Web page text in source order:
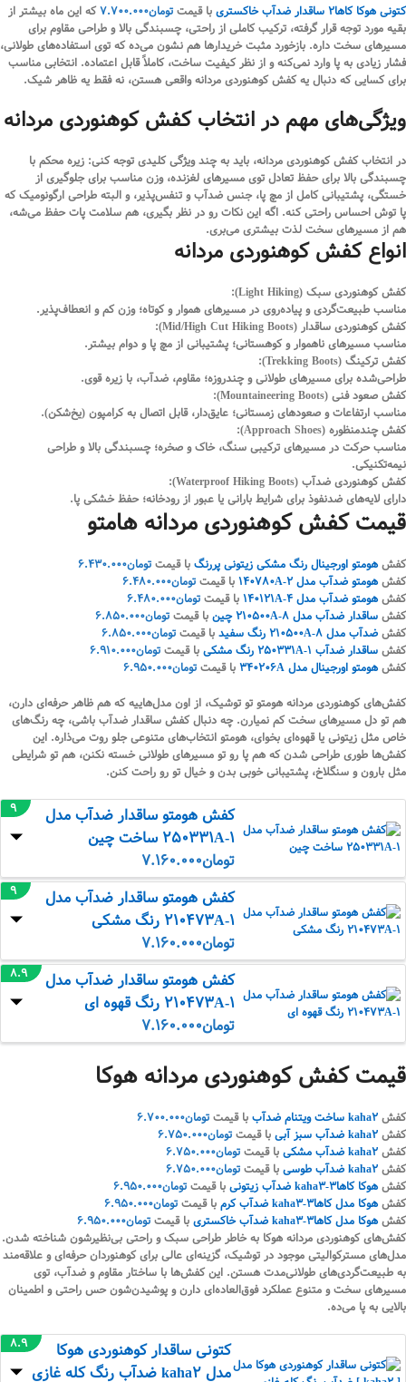
کتونی هوکا کاها2 ساقدار ضدآب خاکستری با قیمت تومان7.700.000 که این ماه بیشتر از
بقیه مورد توجه قرار گرفته، ترکیب کاملی از راحتی، چسبندگی بالا و طراحی مقاوم برای
مسیرهای سخت داره. بازخورد مثبت خریدارها هم نشون می‌ده که توی استفاده‌های طولانی،
فشار زیادی به پا وارد نمی‌کنه و از نظر کیفیت ساخت، کاملاً قابل اعتماده. انتخابی مناسب
برای کسایی که دنبال یه کفش کوهنوردی مردانه واقعی هستن، نه فقط یه ظاهر شیک.
ویژگی‌های مهم در انتخاب کفش‌ کوهنوردی مردانه
در انتخاب کفش کوهنوردی مردانه، باید به چند ویژگی کلیدی توجه کنی: زیره محکم با
چسبندگی بالا برای حفظ تعادل توی مسیرهای لغزنده، وزن مناسب برای جلوگیری از
خستگی، پشتیبانی کامل از مچ پا، جنس ضدآب و تنفس‌پذیر، و البته طراحی ارگونومیک که
پا توش احساس راحتی کنه. اگه این نکات رو در نظر بگیری، هم سلامت پات حفظ می‌شه،
هم از مسیرهای سخت لذت بیشتری می‌بری.
انواع کفش کوهنوردی مردانه
کفش کوهنوردی سبک (Light Hiking):
مناسب طبیعت‌گردی و پیاده‌روی در مسیرهای هموار و کوتاه؛ وزن کم و انعطاف‌پذیر.
کفش کوهنوردی ساقدار (Mid/High Cut Hiking Boots):
مناسب مسیرهای ناهموار و کوهستانی؛ پشتیبانی از مچ پا و دوام بیشتر.
کفش ترکینگ (Trekking Boots):
طراحی‌شده برای مسیرهای طولانی و چندروزه؛ مقاوم، ضدآب، با زیره قوی.
کفش صعود فنی (Mountaineering Boots):
مناسب ارتفاعات و صعودهای زمستانی؛ عایق‌دار، قابل اتصال به کرامپون (یخ‌شکن).
کفش چندمنظوره (Approach Shoes):
مناسب حرکت در مسیرهای ترکیبی سنگ، خاک و صخره؛ چسبندگی بالا و طراحی
نیمه‌تکنیکی.
کفش کوهنوردی ضدآب (Waterproof Hiking Boots):
دارای لایه‌های ضدنفوذ برای شرایط بارانی یا عبور از رودخانه؛ حفظ خشکی پا.
قیمت کفش کوهنوردی مردانه هامتو
کفشهومتو اورجینال رنگ مشکی زیتونی پررنگ با قیمت تومان6.430.000
کفشهومتو ضدآب مدل 140780A-2 با قیمت تومان6.480.000
کفشهومتو ضدآب مدل 140121A-4 با قیمت تومان6.480.000
کفش ساقدار ضدآب مدل 210500A-8 چین با قیمت تومان6.850.000
کفش ضدآب مدل 210500A-8 رنگ سفید با قیمت تومان6.850.000
کفش ساقدار ضدآب 250331A-1 رنگ مشکی با قیمت تومان6.910.000
کفشهومتو اورجینال مدل 340206A با قیمت تومان6.950.000
کفش‌های کوهنوردی مردانه هومتو تو توشیک، از اون مدل‌هاییه که هم ظاهر حرفه‌ای دارن،
هم تو دل مسیرهای سخت کم نمیارن. چه دنبال کفش ساقدار ضدآب باشی، چه رنگ‌های
خاص مثل زیتونی یا قهوه‌ای بخوای، هومتو انتخاب‌های متنوعی جلو روت می‌ذاره. این
کفش‌ها طوری طراحی شدن که هم پا رو تو مسیرهای طولانی خسته نکنن، هم تو شرایطی
مثل بارون و سنگلاخ، پشتیبانی خوبی بدن و خیال تو رو راحت کنن.
9
کفش هومتو ساقدار ضدآب مدل
250331A-1 ساخت چین
تومان7.160.000
9
کفش هومتو ساقدار ضدآب مدل
210473A-1 رنگ مشکی
تومان7.160.000
8.9
کفش هومتو ساقدار ضدآب مدل
210473A-1 رنگ قهوه ای
تومان7.160.000
قیمت کفش کوهنوردی مردانه هوکا
کفش kaha2 ساخت ویتنام ضدآب با قیمت تومان6.700.000
کفش kaha2 ضدآب سبز آبی با قیمت تومان6.750.000
کفش kaha2 ضدآب مشکی با قیمت تومان6.750.000
کفش kaha2 ضدآب طوسی با قیمت تومان6.750.000
کفشهوکا کاها3-kaha3 ضدآب زیتونی با قیمت تومان6.950.000
کفشهوکا مدل کاها3-kaha3 ضدآب کرم با قیمت تومان6.950.000
کفشهوکا مدل کاها3-kaha3 ضدآب خاکستری با قیمت تومان6.950.000
کفش‌های کوهنوردی مردانه هوکا به خاطر طراحی سبک و راحتی بی‌نظیرشون شناخته شدن.
مدل‌های مسترکوالیتی موجود در توشیک، گزینه‌ای عالی برای کوهنوردان حرفه‌ای و علاقه‌مند
به طبیعت‌گردی‌های طولانی‌مدت هستن. این کفش‌ها با ساختار مقاوم و ضدآب، توی
مسیرهای سخت و متنوع عملکرد فوق‌العاده‌ای دارن و پوشیدن‌شون حس راحتی و اطمینان
بالایی به پا می‌ده.
8.9
کتونی ساقدار کوهنوردی هوکا
مدل kaha2 ضدآب رنگ کله غازی